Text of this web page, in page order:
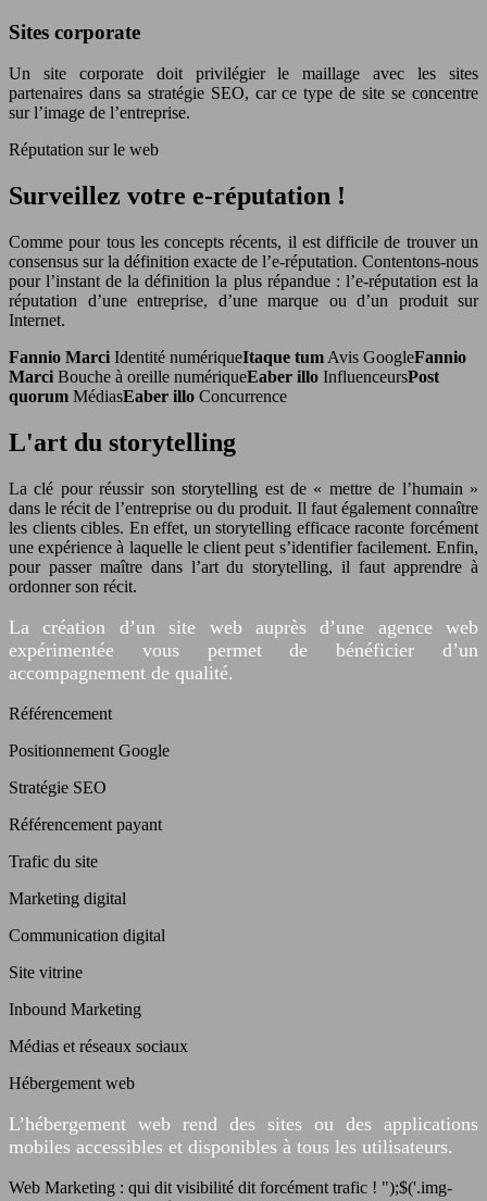
Sites corporate
Un site corporate doit privilégier le maillage avec les sites
partenaires dans sa stratégie SEO, car ce type de site se concentre
sur l’image de l’entreprise.
Réputation sur le web
Surveillez votre e-réputation !
Comme pour tous les concepts récents, il est difficile de trouver un
consensus sur la définition exacte de l’e-réputation. Contentons-nous
pour l’instant de la définition la plus répandue : l’e-réputation est la
réputation d’une entreprise, d’une marque ou d’un produit sur
Internet.
Fannio Marci Identité numériqueItaque tum Avis GoogleFannio
Marci Bouche à oreille numériqueEaber illo InfluenceursPost
quorum MédiasEaber illo Concurrence
L'art du storytelling
La clé pour réussir son storytelling est de « mettre de l’humain »
dans le récit de l’entreprise ou du produit. Il faut également connaître
les clients cibles. En effet, un storytelling efficace raconte forcément
une expérience à laquelle le client peut s’identifier facilement. Enfin,
pour passer maître dans l’art du storytelling, il faut apprendre à
ordonner son récit.
La création d’un site web auprès d’une agence web
expérimentée vous permet de bénéficier d’un
accompagnement de qualité.
Référencement
Positionnement Google
Stratégie SEO
Référencement payant
Trafic du site
Marketing digital
Communication digital
Site vitrine
Inbound Marketing
Médias et réseaux sociaux
Hébergement web
L’hébergement web rend des sites ou des applications
mobiles accessibles et disponibles à tous les utilisateurs.
Web Marketing : qui dit visibilité dit forcément trafic ! ");$('.img-